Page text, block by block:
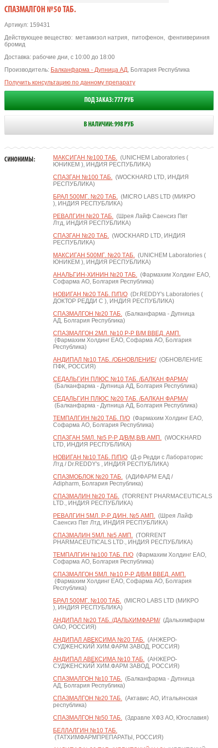
СПАЗМАЛГОН №50 ТАБ.
Артикул:159431
Действующее вещество: метамизол натрия, питофенон, фенпивериния
бромид
Доставка: рабочие дни, с 10:00 до 18:00
Производитель: Балканфарма - Дупница АД, Болгария Республика
Получить консультацию по данному препарату
ПОД ЗАКАЗ: 777 РУБ
В НАЛИЧИИ: 998 РУБ
СИНОНИМЫ: МАКСИГАН №100 ТАБ.(UNICHEM Laboratories (
ЮНИКЕМ ), ИНДИЯ РЕСПУБЛИКА)
СПАЗГАН №100 ТАБ.(WOCKHARD LTD, ИНДИЯ
РЕСПУБЛИКА)
БРАЛ 500МГ. №20 ТАБ.(MICRO LABS LTD (МИКРО
), ИНДИЯ РЕСПУБЛИКА)
РЕВАЛГИН №20 ТАБ.(Шрея Лайф Саенсиз Пвт
Лтд, ИНДИЯ РЕСПУБЛИКА)
СПАЗГАН №20 ТАБ.(WOCKHARD LTD, ИНДИЯ
РЕСПУБЛИКА)
МАКСИГАН 500МГ. №20 ТАБ.(UNICHEM Laboratories (
ЮНИКЕМ ), ИНДИЯ РЕСПУБЛИКА)
АНАЛЬГИН-ХИНИН №20 ТАБ.(Фармахим Холдинг ЕАО,
Софарма АО, Болгария Республика)
НОВИГАН №20 ТАБ. П/П/О(Dr.REDDY's Laboratories (
ДОКТОР РЕДДИ С ), ИНДИЯ РЕСПУБЛИКА)
СПАЗМАЛГОН №20 ТАБ.(Балканфарма - Дупница
АД, Болгария Республика)
СПАЗМАЛГОН 2МЛ. №10 Р-Р В/М ВВЕД. АМП.
(Фармахим Холдинг ЕАО, Софарма АО, Болгария
Республика)
АНДИПАЛ №10 ТАБ. /ОБНОВЛЕНИЕ/(ОБНОВЛЕНИЕ
ПФК, РОССИЯ)
СЕДАЛЬГИН ПЛЮС №10 ТАБ. /БАЛКАН ФАРМА/
(Балканфарма - Дупница АД, Болгария Республика)
СЕДАЛЬГИН ПЛЮС №20 ТАБ. /БАЛКАН ФАРМА/
(Балканфарма - Дупница АД, Болгария Республика)
ТЕМПАЛГИН №20 ТАБ. П/О(Фармахим Холдинг ЕАО,
Софарма АО, Болгария Республика)
СПАЗГАН 5МЛ. №5 Р-Р Д/В/М,В/В АМП.(WOCKHARD
LTD, ИНДИЯ РЕСПУБЛИКА)
НОВИГАН №10 ТАБ. П/П/О(Д-р Редди с Лабораторис
Лтд / Dr.REDDY's , ИНДИЯ РЕСПУБЛИКА)
СПАЗМОБЛОК №20 ТАБ.(АДИФАРМ ЕАД /
Adipharm, Болгария Республика)
СПАЗМАЛИН №20 ТАБ.(TORRENT PHARMACEUTICALS
LTD., ИНДИЯ РЕСПУБЛИКА)
РЕВАЛГИН 5МЛ. Р-Р Д/ИН. №5 АМП.(Шрея Лайф
Саенсиз Пвт Лтд, ИНДИЯ РЕСПУБЛИКА)
СПАЗМАЛИН 5МЛ. №5 АМП.(TORRENT
PHARMACEUTICALS LTD., ИНДИЯ РЕСПУБЛИКА)
ТЕМПАЛГИН №100 ТАБ. П/О(Фармахим Холдинг ЕАО,
Софарма АО, Болгария Республика)
СПАЗМАЛГОН 5МЛ. №10 Р-Р Д/В/М ВВЕД. АМП.
(Фармахим Холдинг ЕАО, Софарма АО, Болгария
Республика)
БРАЛ 500МГ. №100 ТАБ.(MICRO LABS LTD (МИКРО
), ИНДИЯ РЕСПУБЛИКА)
АНДИПАЛ №20 ТАБ. /ДАЛЬХИМФАРМ/(Дальхимфарм
ОАО, РОССИЯ)
АНДИПАЛ АВЕКСИМА №20 ТАБ.(АНЖЕРО-
СУДЖЕНСКИЙ ХИМ.ФАРМ ЗАВОД, РОССИЯ)
АНДИПАЛ АВЕКСИМА №10 ТАБ.(АНЖЕРО-
СУДЖЕНСКИЙ ХИМ.ФАРМ ЗАВОД, РОССИЯ)
СПАЗМАЛГОН №10 ТАБ.(Балканфарма - Дупница
АД, Болгария Республика)
СПАЗМАЛГОН №20 ТАБ.(Актавис АО, Итальянская
республика)
СПАЗМАЛГОН №50 ТАБ.(Здравле ХФЗ АО, Югославия)
БЕЛЛАЛГИН №10 ТАБ.
(ТАТХИМФАРМПРЕПАРАТЫ, РОССИЯ)